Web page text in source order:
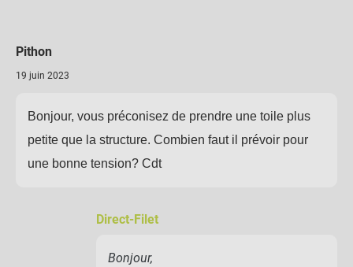
Pithon
19 juin 2023
Bonjour, vous préconisez de prendre une toile plus
petite que la structure. Combien faut il prévoir pour
une bonne tension? Cdt
Direct-Filet
Bonjour,